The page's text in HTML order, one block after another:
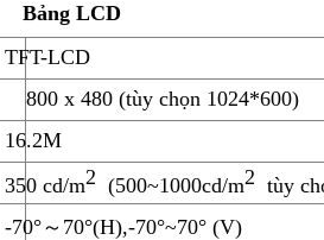
Bảng LCD
TFT-LCD
800 x 480 (tùy chọn 1024*600)
16.2M
350 cd/m2 (500~1000cd/m2 tùy
-70°～70°(H),-70°~70° (V)